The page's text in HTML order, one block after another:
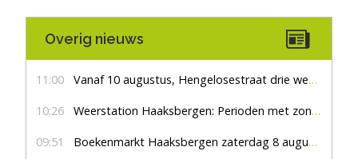
Overig nieuws
11:00 Vanaf 10 augustus, Hengelosestraat drie weken dicht voor doorgaand verkeer
10:26 Weerstation Haaksbergen: Perioden met zon en droog
09:51 Boekenmarkt Haaksbergen zaterdag 8 augustus, marktplein Haaksbergen